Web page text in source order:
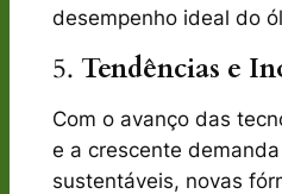
desempenho ideal do
5. Tendências e
Com o avanço das
e a crescente
sustentáveis, novas